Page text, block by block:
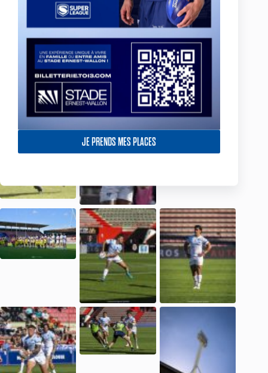
JE PRENDS MES PLACES
Toulouse v Barrow – Rd 11 2025